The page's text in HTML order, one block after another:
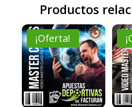
Productos
¡Oferta!